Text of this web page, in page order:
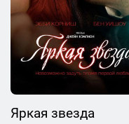
Яркая звезда